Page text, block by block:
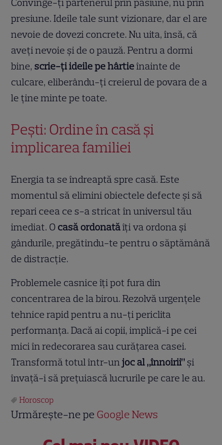
Convinge-ți partenerul prin pasiune, nu prin
presiune. Ideile tale sunt vizionare, dar el are
nevoie de dovezi concrete. Nu uita, însă, că
aveți nevoie și de o pauză. Pentru a dormi
bine, scrie-ți ideile pe hârtieînainte de
culcare, eliberându-ți creierul de povara de a
le ține minte pe toate.
Pești: Ordine în casă și
implicarea familiei
Energia ta se îndreaptă spre casă. Este
momentul să elimini obiectele defecte și să
repari ceea ce s-a stricat în universul tău
imediat. O casă ordonatăîți va ordona și
gândurile, pregătindu-te pentru o săptămână
de distracție.
Problemele casnice îți pot fura din
concentrarea de la birou. Rezolvă urgențele
tehnice rapid pentru a nu-ți periclita
performanța. Dacă ai copii, implică-i pe cei
mici în redecorarea sau curățarea casei.
Transformă totul într-unjoc al „înnoirii” și
învață-i să prețuiască lucrurile pe care le au.
Horoscop
Urmărește-ne pe Google News